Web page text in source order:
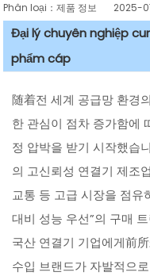
Phân loại：제품 정보 2025-
Đại lý chuyên nghiệp
phẩm cáp
随着전 세계 공급망 환경
한 관심이 점차 증가함에
정 압박을 받기 시작했습
의 고신뢰성 연결기 제조
교통 등 고급 시장을 점유
대비 성능 우선”의 구매
국산 연결기 기업에게前
수입 브랜드가 자발적으